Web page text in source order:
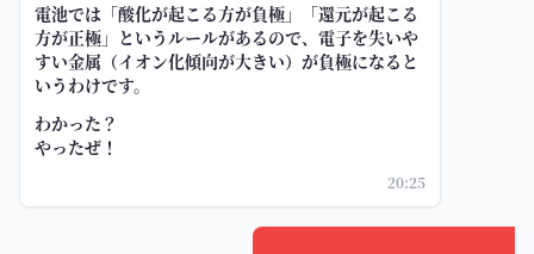
電池では「酸化が起こる方が負極」「還元が起こる
方が正極」というルールがあるので、電子を失いや
すい金属（イオン化傾向が大きい）が負極になると
いうわけです。
わかった？
やったぜ！
20:25